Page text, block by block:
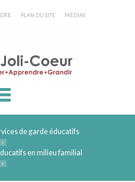
PLAN DU SITE MÉDIAS
de garde éducatifs
en milieu familial